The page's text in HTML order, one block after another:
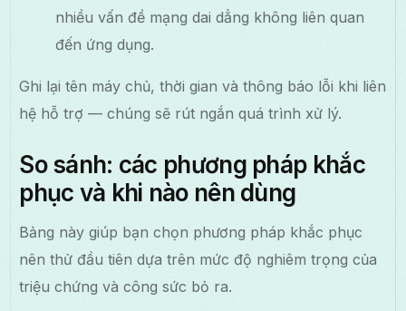
nhiều vấn đề mạng dai dẳng không liên quan
đến ứng dụng.
Ghi lại tên máy chủ, thời gian và thông báo lỗi khi liên
hệ hỗ trợ — chúng sẽ rút ngắn quá trình xử lý.
So sánh: các phương pháp khắc
phục và khi nào nên dùng
Bảng này giúp bạn chọn phương pháp khắc phục
nên thử đầu tiên dựa trên mức độ nghiêm trọng của
triệu chứng và công sức bỏ ra.